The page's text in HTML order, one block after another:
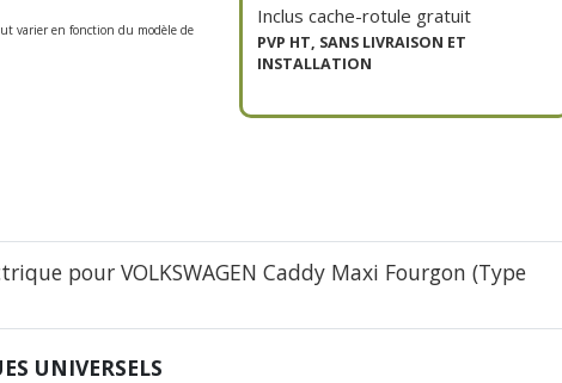
varier en fonction du modèle de
Inclus cache-rotule gratuit
PVP HT, SANS LIVRAISON ET
INSTALLATION
pour VOLKSWAGEN Caddy Maxi Fourgon (Type
UNIVERSELS